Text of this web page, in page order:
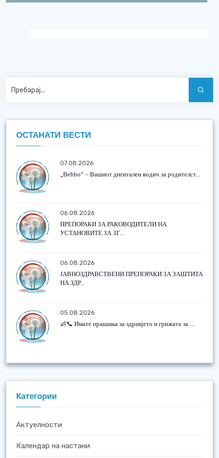
ОСТАНАТИ ВЕСТИ
07.08.2026
„Bebbo“ – Вашиот дигитален водич за родителст...
06.08.2026
ПРЕПОРАКИ ЗА РАКОВОДИТЕЛИ НА
УСТАНОВИТЕ ЗА ЗГ...
06.08.2026
ЈАВНОЗДРАВСТВЕНИ ПРЕПОРАКИ ЗА ЗАШТИТА
НА ЗДР...
05.08.2026
👶📞 Имате прашања за здравјето и грижата за ...
Категории
Актуелности
Календар на настани